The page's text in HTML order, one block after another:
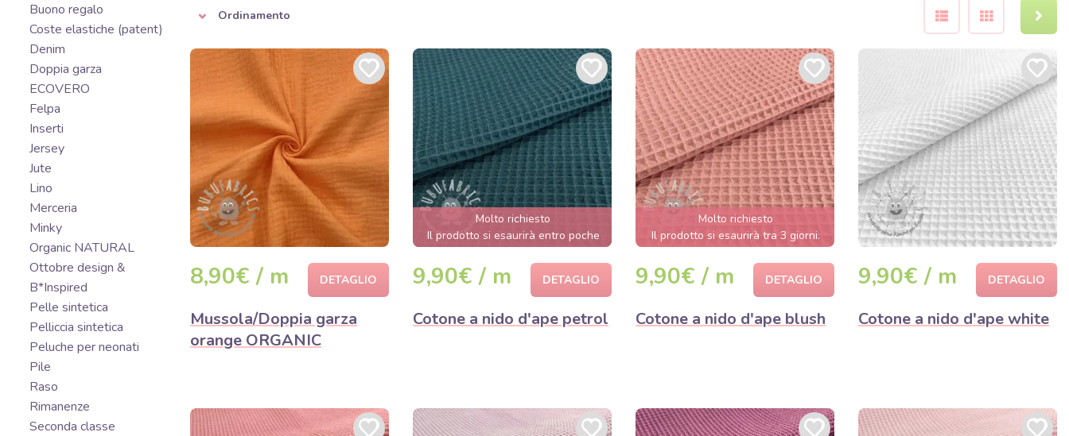
Buono regalo
Coste elastiche (patent)
Denim
Doppia garza
ECOVERO
Felpa
Inserti
Jersey
Jute
Lino
Merceria
Minky
Organic NATURAL
Ottobre design &
B*Inspired
Pelle sintetica
Pelliccia sintetica
Peluche per neonati
Pile
Raso
Rimanenze
Seconda classe
Ordinamento
8,90€ / m DETAGLIO
Mussola/Doppia garza
orange ORGANIC
Molto richiesto
Il prodotto si esaurirà entro poche
ore.
9,90€ / m DETAGLIO
Cotone a nido d'ape petrol
Molto richiesto
Il prodotto si esaurirà tra 3 giorni.
9,90€ / m DETAGLIO
Cotone a nido d'ape blush
9,90€ / m DETAGLIO
Cotone a nido d'ape white